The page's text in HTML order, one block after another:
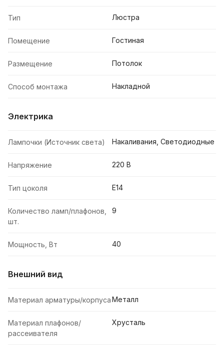
Тип Люстра
Помещение Гостиная
Размещение Потолок
Способ монтажа Накладной
Электрика
Лампочки (Источник света) Накаливания, Светодиодные
Напряжение 220 В
Тип цоколя E14
Количество ламп/плафонов,
шт.
9
Мощность, Вт 40
Внешний вид
Материал арматуры/корпусаМеталл
Материал плафонов/
рассеивателя
Хрусталь